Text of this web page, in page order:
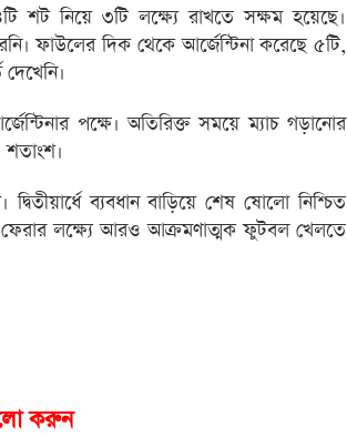
শট নিয়ে ৩টি লক্ষ্যে রাখতে সক্ষম হয়েছে।
ফাউলের দিক থেকে আর্জেন্টিনা করেছে ৫টি,
পক্ষে। অতিরিক্ত সময়ে ম্যাচ গড়ানোর
ব্যবধান বাড়িয়ে শেষ ষোলো নিশ্চিত
ফেরার লক্ষ্যে আরও আক্রমণাত্মক ফুটবল খেলতে
করুন